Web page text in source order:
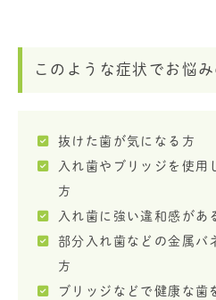
このような症状でお悩
抜けた歯が気になる方
入れ歯やブリッジを使用
方
入れ歯に強い違和感があ
部分入れ歯などの金属バ
方
ブリッジなどで健康な歯